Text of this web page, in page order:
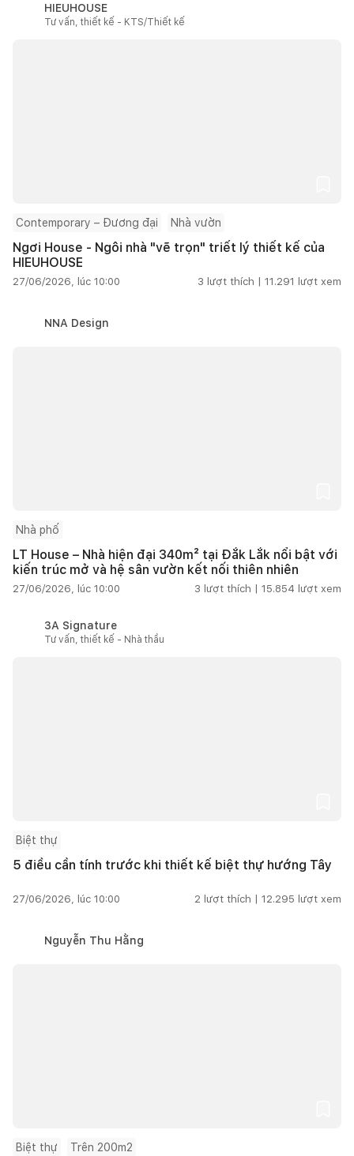
HIEUHOUSE
Tư vấn, thiết kế - KTS/Thiết kế
Contemporary – Đương đại Nhà vườn
Ngơi House - Ngôi nhà "vẽ trọn" triết lý thiết kế của
HIEUHOUSE
27/06/2026, lúc 10:00 3 lượt thích | 11.291 lượt xem
NNA Design
Nhà phố
LT House – Nhà hiện đại 340m² tại Đắk Lắk nổi bật với
kiến trúc mở và hệ sân vườn kết nối thiên nhiên
27/06/2026, lúc 10:00 3 lượt thích | 15.854 lượt xem
3A Signature
Tư vấn, thiết kế - Nhà thầu
Biệt thự
5 điều cần tính trước khi thiết kế biệt thự hướng Tây
27/06/2026, lúc 10:00 2 lượt thích | 12.295 lượt xem
Nguyễn Thu Hằng
Biệt thự Trên 200m2